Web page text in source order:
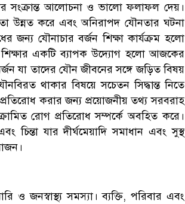
সংক্রান্ত আলোচনা ও ভালো ফলাফল দেয়।
উন্নত করে এবং অনিরাপদ যৌনতার ঘটনা
জন্য যৌনাচার বর্জন শিক্ষা কার্যক্রম হলো
শিক্ষার একটি ব্যাপক উদ্যোগ হলো আজকের
যা তাদের যৌন জীবনের সঙ্গে জড়িত বিষয়
থাকার বিষয়ে সচেতন সিদ্ধান্ত নিতে
করার জন্য প্রয়োজনীয় তথ্য সরবরাহ
রোগ প্রতিরোধ সম্পর্কে অবহিত করে।
চিন্তা যার দীর্ঘমেয়াদি সমাধান এবং সুস্থ
ও জনস্বাস্থ্য সমস্যা। ব্যক্তি, পরিবার এবং